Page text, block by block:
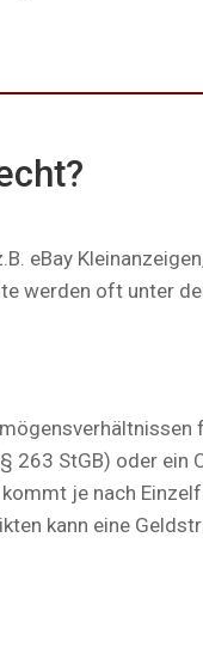
werden oft unter
263 StGB) oder ein
je nach
kann eine